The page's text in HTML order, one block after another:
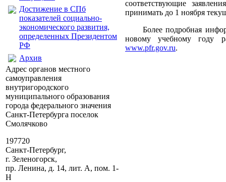
Достижение в СПб
показателей социально-
экономического развития,
определенных Президентом
РФ
Архив
Адрес органов местного
самоуправления
внутригородского
муниципального образования
города федерального значения
Санкт-Петербурга поселок
Смолячково
197720
Санкт-Петербург,
г. Зеленогорск,
пр. Ленина, д. 14, лит. А, пом. 1-
Н
соответствующие
принимать до 1 ноября
Более подробная
новому учебному году
www.pfr.gov.ru.